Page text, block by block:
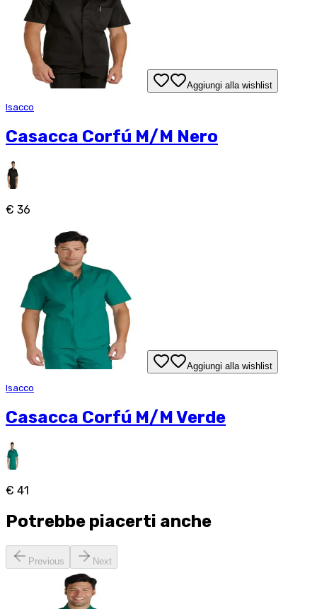
Aggiungi alla wishlist
Isacco
Casacca Corfú M/M Nero
€ 36
Aggiungi alla wishlist
Isacco
Casacca Corfú M/M Verde
€ 41
Potrebbe piacerti anche
Previous Next